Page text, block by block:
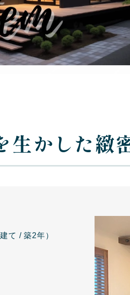
かした緻
て / 築2年）